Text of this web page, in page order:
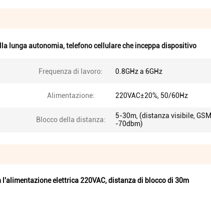
lunga autonomia,telefono cellulare che inceppa dispositivo
Frequenza di lavoro: 0.8GHz a 6GHz
Alimentazione: 220VAC±20%, 50/60Hz
Blocco della distanza:
5-30m, (distanza visibile, GSM
-70dbm)
elettrica 220VAC, distanza di blocco di 30m